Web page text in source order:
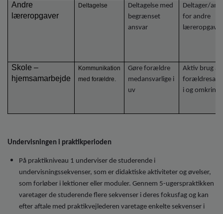
Andre
læreropgaver
Deltagelse
Deltagelse med
begrænset
ansvar
Deltager/
for andre
læreropgaver
Skole –
hjemsamarbejde
Kommunikation
med forældre.
Gøre forældre
medansvarlige i
uv
Aktiv brug af
i og omkring
Undervisningen i praktikperioden
På praktikniveau 1 underviser de studerende i
undervisningssekvenser, som er didaktiske aktiviteter og øvelser,
som forløber i lektioner eller moduler. Gennem 5-ugerspraktikken
varetager de studerende flere sekvenser i deres fokusfag og kan
efter aftale med praktikvejlederen varetage enkelte sekvenser i